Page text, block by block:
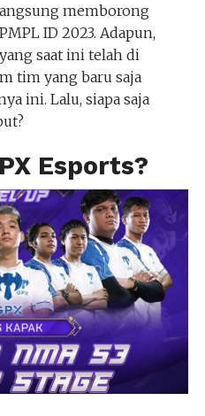
memborong
ID 2023. Adapun,
saat ini telah di
tim yang baru saja
ini. Lalu, siapa saja
Esports?